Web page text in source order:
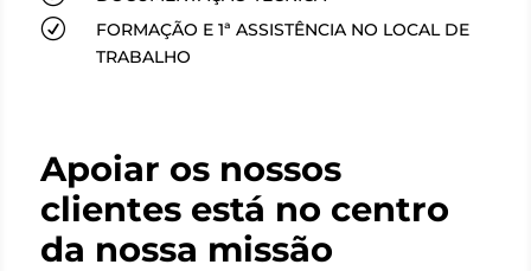
R
FORMAÇÃO E 1ª ASSISTÊNCIA NO LOCAL DE
TRABALHO
Apoiar os nossos
clientes está no centro
da nossa missão